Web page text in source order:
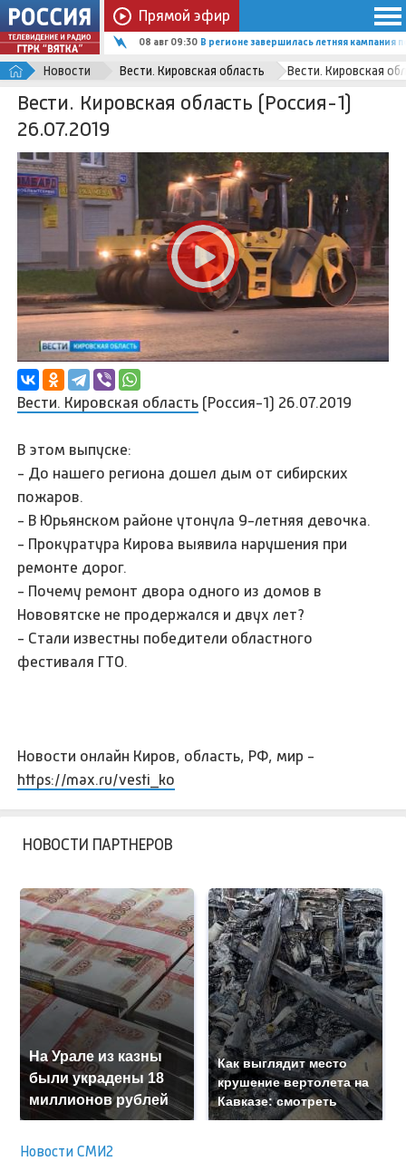
Прямой эфир
08 авг 09:30 В регионе завершилась летняя кампания
Новости Вести. Кировская область Вести. Кировская
Вести. Кировская область (Россия-1)
26.07.2019
Вести. Кировская область (Россия-1) 26.07.2019
В этом выпуске:
- До нашего региона дошел дым от сибирских
пожаров.
- В Юрьянском районе утонула 9-летняя девочка.
- Прокуратура Кирова выявила нарушения при
ремонте дорог.
- Почему ремонт двора одного из домов в
Нововятске не продержался и двух лет?
- Cтали известны победители областного
фестиваля ГТО.
Новости онлайн Киров, область, РФ, мир -
https://max.ru/vesti_ko
НОВОСТИ ПАРТНЕРОВ
На Урале из казны
были украдены 18
миллионов рублей
Как выглядит место
крушение вертолета на
Кавказе: смотреть
Новости СМИ2